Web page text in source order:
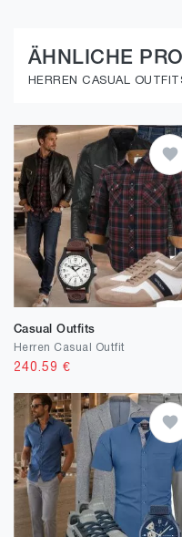
ÄHNLICHE
HERREN CASUAL
Casual Outfits
Herren Casual Outfit
240.59 €